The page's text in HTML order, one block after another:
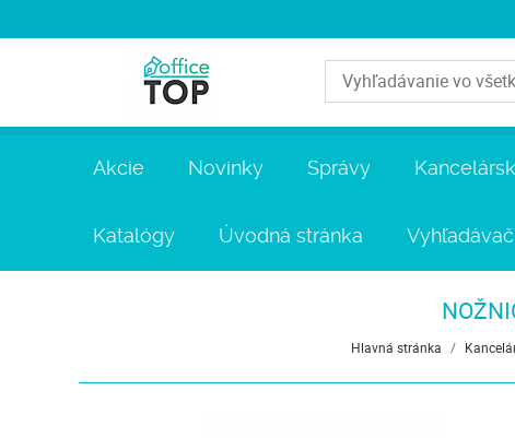
Akcie Novinky Správy
Katalógy Úvodná stránka
Hlavná stránka /